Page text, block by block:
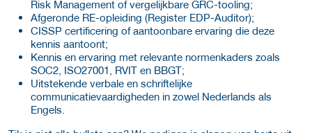
Risk Management of vergelijkbare GRC-tooling;
Afgeronde RE-opleiding (Register EDP-Auditor);
CISSP certificering of aantoonbare ervaring die deze
kennis aantoont;
Kennis en ervaring met relevante normenkaders zoals
SOC2, ISO27001, RVIT en BBGT;
Uitstekende verbale en schriftelijke
communicatievaardigheden in zowel Nederlands als
Engels.